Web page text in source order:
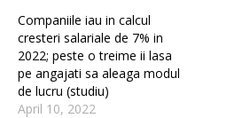
Companiile iau in calcul
cresteri salariale de 7% in
2022; peste o treime ii lasa
pe angajati sa aleaga modul
de lucru (studiu)
April 10, 2022